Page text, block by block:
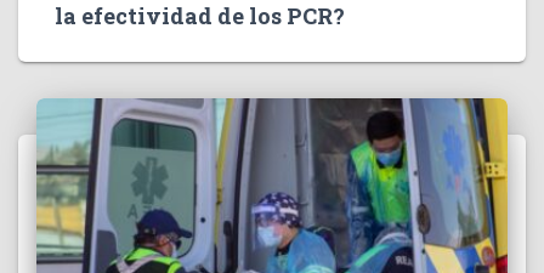
la efectividad de los PCR?